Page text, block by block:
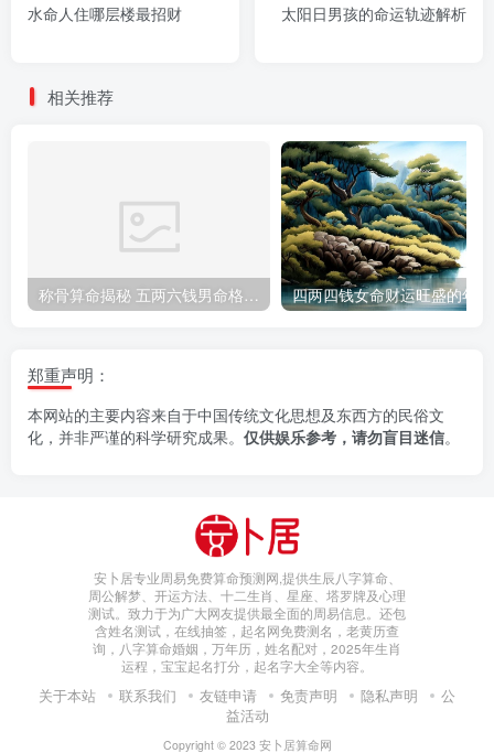
水命人住哪层楼最招财
太阳日男孩的命运轨迹解析
相关推荐
称骨算命揭秘 五两六钱男命格算上等吗 四两四钱女命财运旺盛的年纪
郑重声明：
本网站的主要内容来自于中国传统文化思想及东西方的民俗文
化，并非严谨的科学研究成果。 仅供娱乐参考，请勿盲目迷信。
安卜居专业周易免费算命预测网,提供生辰八字算命、
周公解梦、开运方法、十二生肖、星座、塔罗牌及心理
测试。致力于为广大网友提供最全面的周易信息。还包
含姓名测试，在线抽签，起名网免费测名，老黄历查
询，八字算命婚姻，万年历，姓名配对，2025年生肖
运程，宝宝起名打分，起名字大全等内容。
关于本站 联系我们 友链申请 免责声明 隐私声明
公
益活动
Copyright © 2023 安卜居算命网